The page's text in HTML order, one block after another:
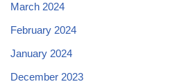
March 2024
February 2024
January 2024
December 2023